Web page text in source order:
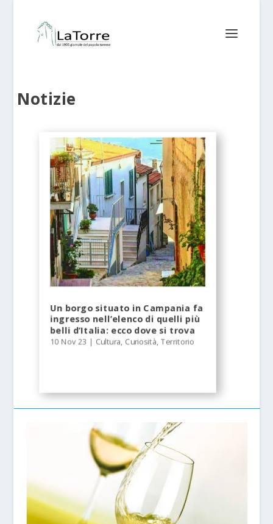
Notizie
Un borgo situato in Campania fa
ingresso nell’elenco di quelli più
belli d’Italia: ecco dove si trova
10 Nov 23 | Cultura, Curiosità,Territorio